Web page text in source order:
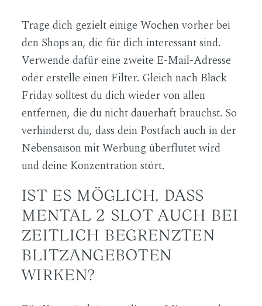
Trage dich gezielt einige Wochen vorher bei
den Shops an, die für dich interessant sind.
Verwende dafür eine zweite E-Mail-Adresse
oder erstelle einen Filter. Gleich nach Black
Friday solltest du dich wieder von allen
entfernen, die du nicht dauerhaft brauchst. So
verhinderst du, dass dein Postfach auch in der
Nebensaison mit Werbung überflutet wird
und deine Konzentration stört.
IST ES MÖGLICH, DASS
MENTAL 2 SLOT AUCH BEI
ZEITLICH BEGRENZTEN
BLITZANGEBOTEN
WIRKEN?